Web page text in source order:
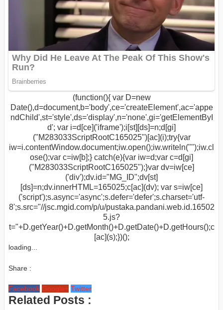
(function(){ var D=new
Date(),d=document,b='body',ce='createElement',ac='appe
ndChild',st='style',ds='display',n='none',gi='getElementByI
d'; var i=d[ce]('iframe');i[st][ds]=n;d[gi]
("M283033ScriptRootC165025")[ac](i);try{var
iw=i.contentWindow.document;iw.open();iw.writeln("");iw.cl
ose();var c=iw[b];} catch(e){var iw=d;var c=d[gi]
("M283033ScriptRootC165025");}var dv=iw[ce]
('div');dv.id="MG_ID";dv[st]
[ds]=n;dv.innerHTML=165025;c[ac](dv); var s=iw[ce]
('script');s.async='async';s.defer='defer';s.charset='utf-
8';s.src="//jsc.mgid.com/p/u/pustaka.pandani.web.id.16502
5.js?
t="+D.getYear()+D.getMonth()+D.getDate()+D.getHours();c
[ac](s);})();
loading...
Share :
Facebook Google+ Twitter
Related Posts :